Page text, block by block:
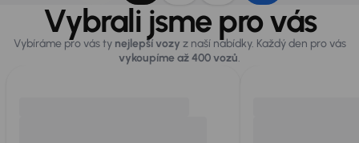
Vybrali jsme pro vás
Vybíráme pro vás ty nejlepší vozy z naší nabídky. Každý den pro vás
vykoupíme až 400 vozů.